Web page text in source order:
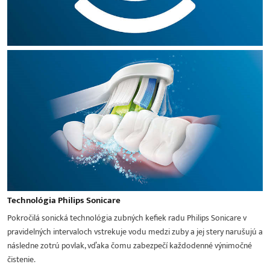
Technológia Philips Sonicare
Pokročilá sonická technológia zubných kefiek radu Philips Sonicare v
pravidelných intervaloch vstrekuje vodu medzi zuby a jej stery narušujú a
následne zotrú povlak, vďaka čomu zabezpečí každodenné výnimočné
čistenie.